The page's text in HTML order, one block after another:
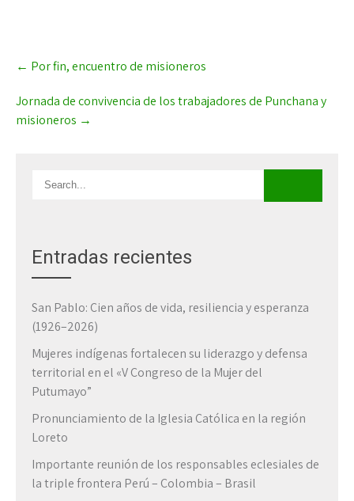
Post
navigation
← Por fin, encuentro de misioneros
Jornada de convivencia de los trabajadores de Punchana y
misioneros →
Entradas recientes
San Pablo: Cien años de vida, resiliencia y esperanza
(1926–2026)
Mujeres indígenas fortalecen su liderazgo y defensa
territorial en el «V Congreso de la Mujer del
Putumayo”
Pronunciamiento de la Iglesia Católica en la región
Loreto
Importante reunión de los responsables eclesiales de
la triple frontera Perú – Colombia – Brasil